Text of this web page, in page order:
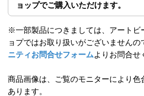
ョップでご購入いただけます。
※一部製品につきましては、アートビ
ョプではお取り扱いがございませんの
ニティお問合せフォームよりお問合せ
商品画像は、ご覧のモニターにより色
あります。